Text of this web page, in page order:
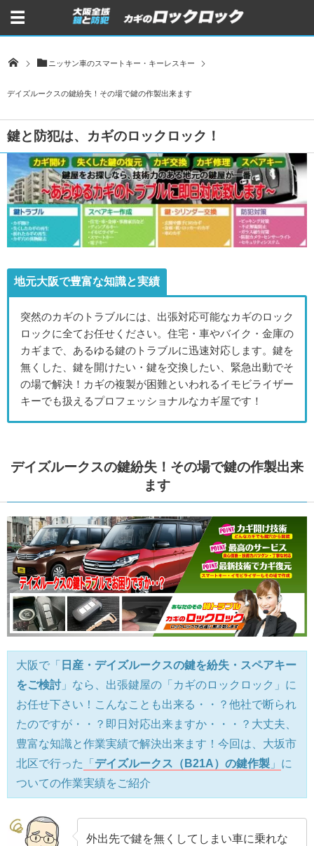
ニッサン車のスマートキー・キーレスキー
デイズルークスの鍵紛失！その場で鍵の作製出来ます
鍵と防犯は、カギのロックロック！
地元大阪で豊富な知識と実績
突然のカギのトラブルには、出張対応可能なカギのロック
ロックに全てお任せください。住宅・車やバイク・金庫の
カギまで、あるゆる鍵のトラブルに迅速対応します。鍵を
無くした、鍵を開けたい・鍵を交換したい、緊急出動でそ
の場で解決！カギの複製が困難といわれるイモビライザー
キーでも扱えるプロフェッショナルなカギ屋です！
デイズルークスの鍵紛失！その場で鍵の作製出来
ます
大阪で「 日産・デイズルークスの鍵を紛失・スペアキー
をご検討 」なら、出張鍵屋の「カギのロックロック」に
お任せ下さい！こんなことも出来る・・？他社で断られ
たのですが・・？即日対応出来ますか・・・？大丈夫、
豊富な知識と作業実績で解決出来ます！今回は、大坂市
北区で行った
「 デイズルークス（B21A）の鍵作製 」 に
ついての作業実績をご紹介
外出先で鍵を無くしてしまい車に乗れな